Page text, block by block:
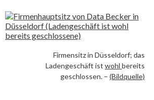
Firmensitz in Düsseldorf; das
Ladengeschäft ist wohl bereits
geschlossen. – (Bildquelle)